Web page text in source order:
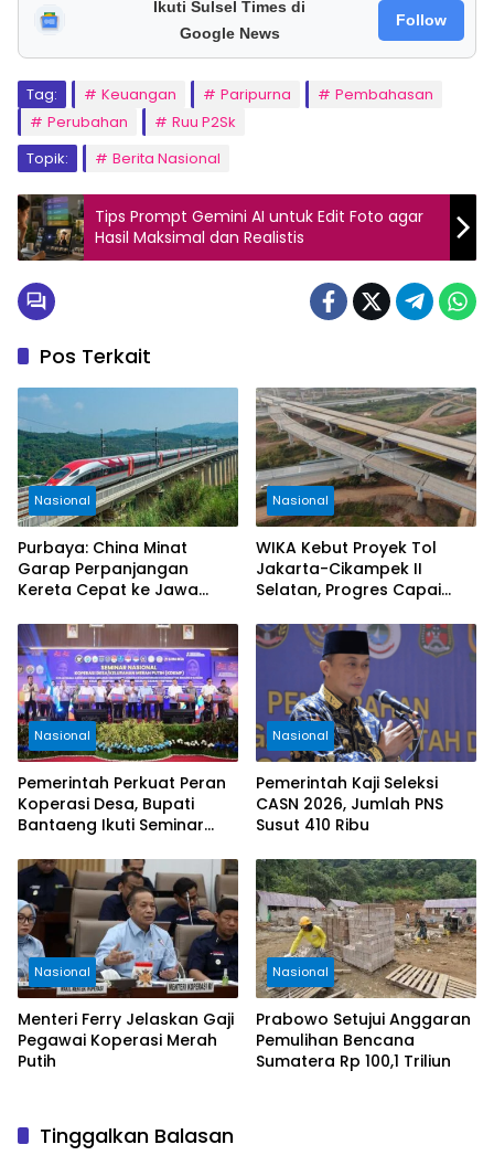
Ikuti Sulsel Times di
Google News
Follow
Tag: Keuangan Paripurna
Pembahasan
Perubahan
Ruu P2Sk
Topik:
Berita Nasional
Tips Prompt Gemini AI untuk Edit Foto agar
Hasil Maksimal dan Realistis
Pos Terkait
Nasional
Purbaya: China Minat
Garap Perpanjangan
Kereta Cepat ke Jawa
Nasional
WIKA Kebut Proyek Tol
Jakarta-Cikampek II
Selatan, Progres Capai
Nasional
Pemerintah Perkuat Peran
Koperasi Desa, Bupati
Bantaeng Ikuti Seminar
Nasional
Pemerintah Kaji Seleksi
CASN 2026, Jumlah PNS
Susut 410 Ribu
Nasional
Menteri Ferry Jelaskan Gaji
Pegawai Koperasi Merah
Putih
Nasional
Prabowo Setujui Anggaran
Pemulihan Bencana
Sumatera Rp 100,1 Triliun
Tinggalkan Balasan